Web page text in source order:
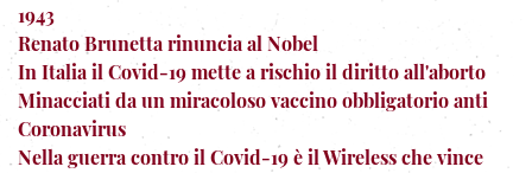
1943
Renato Brunetta rinuncia al Nobel
In Italia il Covid-19 mette a rischio il diritto all'aborto
Minacciati da un miracoloso vaccino obbligatorio anti
Coronavirus
Nella guerra contro il Covid-19 è il Wireless che vince